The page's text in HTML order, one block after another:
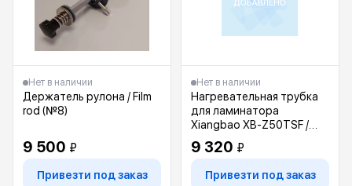
Нет в наличии
Держатель рулона / Film
rod (№8)
9 500 ₽
Привезти под заказ
Нет в наличии
Нагревательная трубка
для ламинатора
Xiangbao XB-Z50TSF /
Heating tube (№47)
9 320 ₽
Привезти под заказ